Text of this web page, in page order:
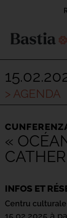
> AGENDA
«
INFOS ET
Centru culturale
15.02.2025 à